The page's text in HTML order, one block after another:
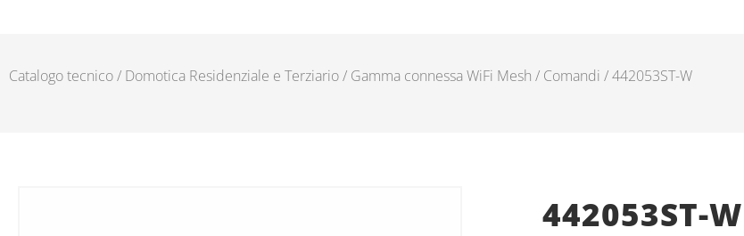
Catalogo tecnico/ Domotica Residenziale e Terziario/ Gamma connessa WiFi Mesh / Comandi / 442053ST-W
442053ST-W